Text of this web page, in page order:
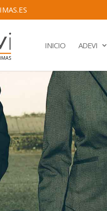
INICIO ADEVI